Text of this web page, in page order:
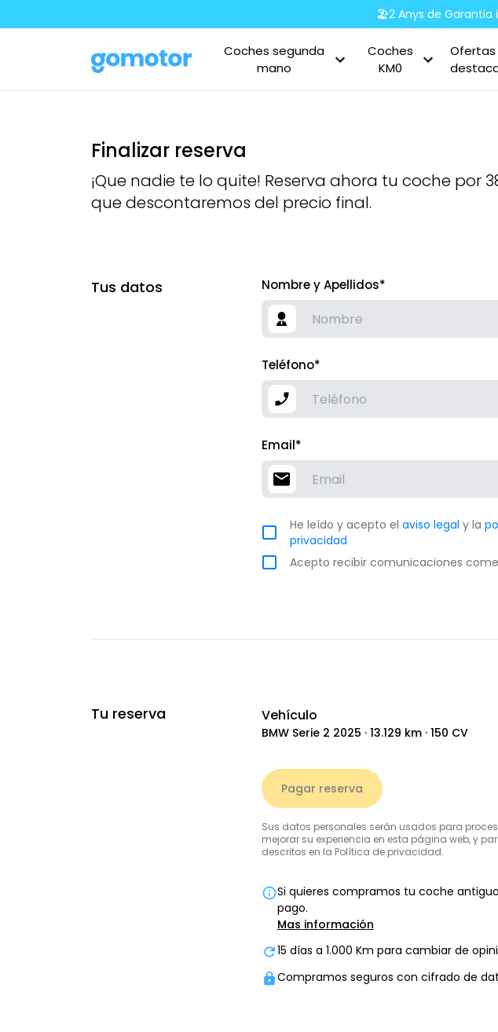
🏖️2 Anys de Garantia
Coches segunda
mano
Coches
KM0
Ofertas
Finalizar reserva
¡Que nadie te lo quite! Reserva ahora tu coche por
que descontaremos del precio final.
Tus datos Nombre y Apellidos*
Teléfono*
Email*
He leído y acepto el aviso legal y la
privacidad
Acepto recibir comunicaciones
Tu reserva Vehículo
BMW Serie 2 2025 · 13.129 km · 150 CV
Pagar reserva
Sus datos personales serán usados para
mejorar su experiencia en esta página web, y
descritos en la Política de privacidad.
Si quieres compramos tu coche
pago.
Mas información
15 días a 1.000 Km para cambiar de
Compramos seguros con cifrado de